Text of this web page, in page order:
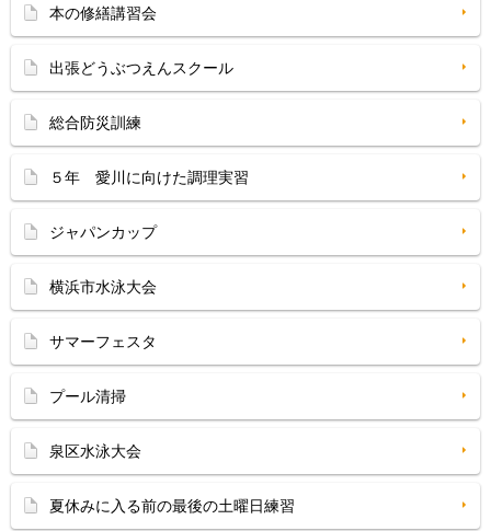
本の修繕講習会
出張どうぶつえんスクール
総合防災訓練
５年 愛川に向けた調理実習
ジャパンカップ
横浜市水泳大会
サマーフェスタ
プール清掃
泉区水泳大会
夏休みに入る前の最後の土曜日練習